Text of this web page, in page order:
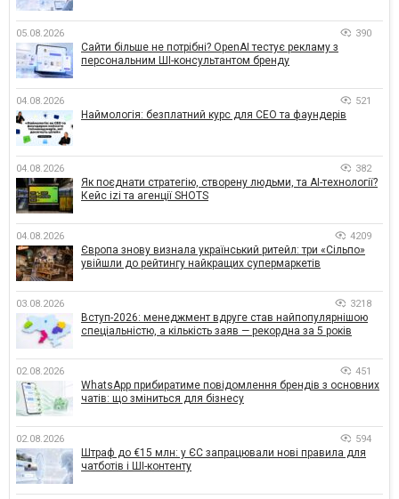
05.08.2026 390
Сайти більше не потрібні? OpenAI тестує рекламу з
персональним ШІ-консультантом бренду
04.08.2026 521
Наймологія: безплатний курс для CEO та фаундерів
04.08.2026 382
Як поєднати стратегію, створену людьми, та AI-технології?
Кейс izi та агенції SHOTS
04.08.2026 4209
Європа знову визнала український ритейл: три «Сільпо»
увійшли до рейтингу найкращих супермаркетів
03.08.2026 3218
Вступ-2026: менеджмент вдруге став найпопулярнішою
спеціальністю, а кількість заяв — рекордна за 5 років
02.08.2026 451
WhatsApp прибиратиме повідомлення брендів з основних
чатів: що зміниться для бізнесу
02.08.2026 594
Штраф до €15 млн: у ЄС запрацювали нові правила для
чатботів і ШІ-контенту